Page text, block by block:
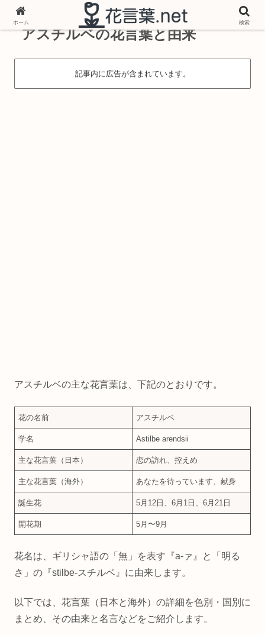
アスチルベの花言葉と由来
記事内に広告が含まれています。
アスチルベの主な花言葉は、下記のとおりです。
花の名前 アスチルベ
学名 Astilbe arendsii
主な花言葉（日本） 恋の訪れ、控えめ
主な花言葉（海外） あなたを待っています、献身
誕生花 5月12日、6月1日、6月21日
開花期 5月〜9月
花名は、ギリシャ語の「無」を表す『a-ァ』と「明る
さ」の『stilbe-スチルベ』に由来します。
以下では、花言葉（日本と海外）の詳細を色別・国別に
まとめ、その由来と名言などをご紹介します。
ホーム 検索